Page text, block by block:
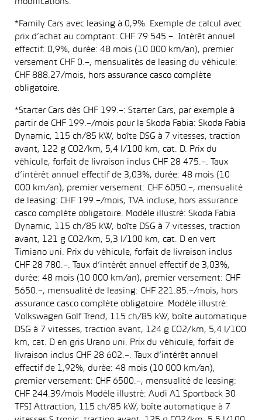
modifications.
*Family Cars avec leasing à 0,9%: Exemple de calcul avec
prix d’achat au comptant: CHF 79 545.–. Intérêt annuel
effectif: 0,9%, durée: 48 mois (10 000 km/an), premier
versement CHF 0.–, mensualités de leasing du véhicule:
CHF 888.27/mois, hors assurance casco complète
obligatoire.
*Starter Cars dès CHF 199.–: Starter Cars, par exemple à
partir de CHF 199.–/mois pour la Skoda Fabia: Skoda Fabia
Dynamic, 115 ch/85 kW, boîte DSG à 7 vitesses, traction
avant, 122 g CO2/km, 5,4 l/100 km, cat. D. Prix du
véhicule, forfait de livraison inclus CHF 28 475.–. Taux
d’intérêt annuel effectif de 3,03%, durée: 48 mois (10
000 km/an), premier versement: CHF 6050.–, mensualité
de leasing: CHF 199.–/mois, TVA incluse, hors assurance
casco complète obligatoire. Modèle illustré: Skoda Fabia
Dynamic, 115 ch/85 kW, boîte DSG à 7 vitesses, traction
avant, 121 g CO2/km, 5,3 l/100 km, cat. D en vert
Timiano uni. Prix du véhicule, forfait de livraison inclus
CHF 28 780.–. Taux d’intérêt annuel effectif de 3,03%,
durée: 48 mois (10 000 km/an), premier versement: CHF
5650.–, mensualité de leasing: CHF 221.85.–/mois, hors
assurance casco complète obligatoire. Modèle illustré:
Volkswagen Golf Trend, 115 ch/85 kW, boîte automatique
DSG à 7 vitesses, traction avant, 124 g CO2/km, 5,4 l/100
km, cat. D en gris Urano uni. Prix du véhicule, forfait de
livraison inclus CHF 28 602.–. Taux d’intérêt annuel
effectif de 1,92%, durée: 48 mois (10 000 km/an),
premier versement: CHF 6500.–, mensualité de leasing:
CHF 244.39/mois Modèle illustré: Audi A1 Sportback 30
TFSI Attraction, 115 ch/85 kW, boîte automatique à 7